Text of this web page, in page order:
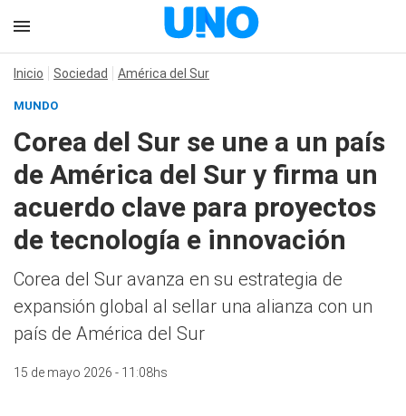
Inicio Sociedad América del Sur
MUNDO
Corea del Sur se une a un país
de América del Sur y firma un
acuerdo clave para proyectos
de tecnología e innovación
Corea del Sur avanza en su estrategia de
expansión global al sellar una alianza con un
país de América del Sur
15 de mayo 2026 - 11:08hs